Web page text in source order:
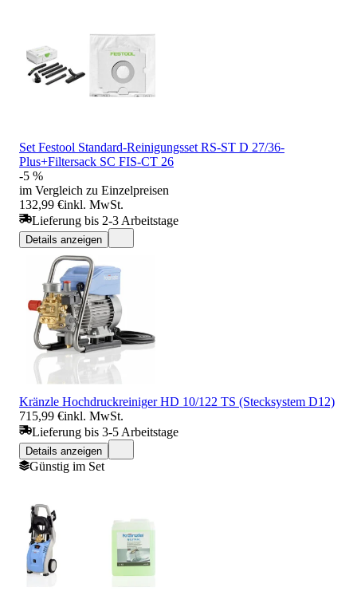
Set Festool Standard-Reinigungsset RS-ST D 27/36-
Plus+Filtersack SC FIS-CT 26
-5 %
im Vergleich zu Einzelpreisen
132,99 €inkl. MwSt.
Lieferung bis 2-3 Arbeitstage
Details anzeigen
Kränzle Hochdruckreiniger HD 10/122 TS (Stecksystem D12)
715,99 €inkl. MwSt.
Lieferung bis 3-5 Arbeitstage
Details anzeigen
Günstig im Set